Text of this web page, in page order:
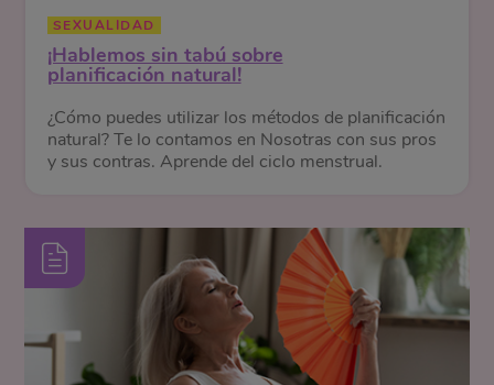
SEXUALIDAD
¡Hablemos sin tabú sobre
planificación natural!
¿Cómo puedes utilizar los métodos de planificación
natural? Te lo contamos en Nosotras con sus pros
y sus contras. Aprende del ciclo menstrual.